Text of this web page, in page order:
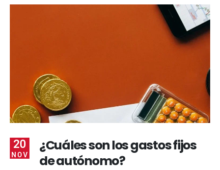
20
NOV
¿Cuáles son los gastos fijos
de autónomo?